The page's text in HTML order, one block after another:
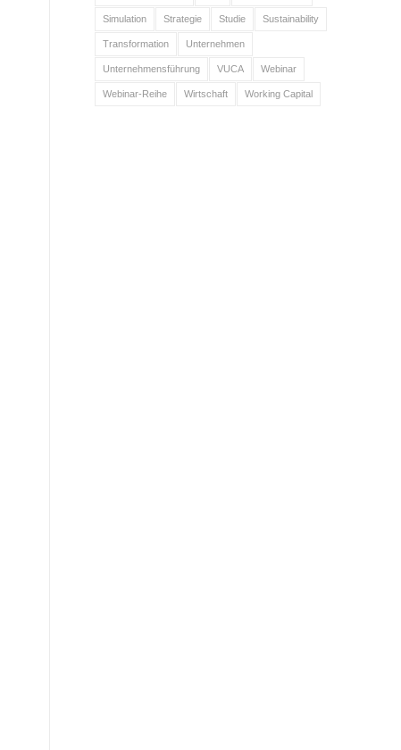
Simulation Strategie Studie Sustainability
Transformation Unternehmen
Unternehmensführung VUCA Webinar
Webinar-Reihe Wirtschaft Working Capital